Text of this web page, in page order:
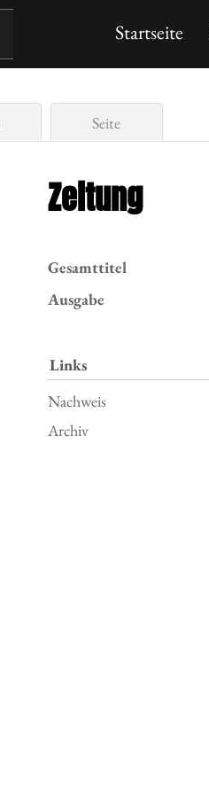
Startseite
Seite
Zeitung
Gesamttitel
Ausgabe
Links
Nachweis
Archiv